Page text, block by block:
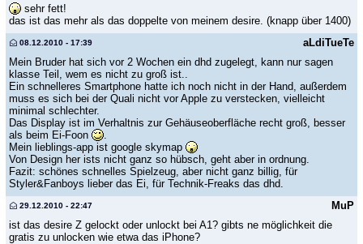
sehr fett!
das ist das mehr als das doppelte von meinem desire. (knapp über 1400)
aLdiTueTe
08.12.2010 - 17:39
Mein Bruder hat sich vor 2 Wochen ein dhd zugelegt, kann nur sagen
klasse Teil, wem es nicht zu groß ist..
Ein schnelleres Smartphone hatte ich noch nicht in der Hand, außerdem
muss es sich bei der Quali nicht vor Apple zu verstecken, vielleicht
minimal schlechter.
Das Display ist im Verhaltnis zur Gehäuseoberfläche recht groß, besser
als beim Ei-Foon
Mein lieblings-app ist google skymap
Von Design her ists nicht ganz so hübsch, geht aber in ordnung.
Fazit: schönes schnelles Spielzeug, aber nicht ganz billig, für
Styler&Fanboys lieber das Ei, für Technik-Freaks das dhd.
MuP
29.12.2010 - 22:47
ist das desire Z gelockt oder unlockt bei A1? gibts ne möglichkeit die
gratis zu unlocken wie etwa das iPhone?